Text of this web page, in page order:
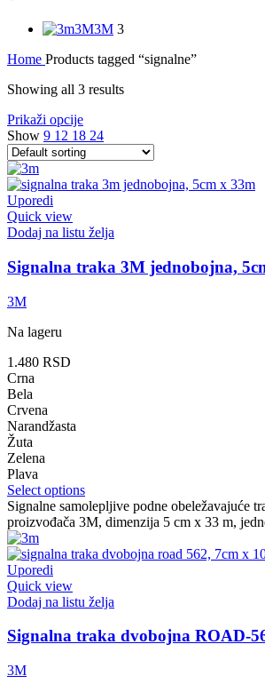
3M3M 3
Home Products tagged “signalne”
Showing all 3 results
Prikaži opcije
Show 9 12 18 24
Uporedi
Quick view
Dodaj na listu želja
Signalna traka 3M jednobojna,
3M
Na lageru
1.480 RSD
Crna
Bela
Crvena
Narandžasta
Žuta
Zelena
Plava
Select options
Signalne samolepljive podne obeležavajuće
proizvođača 3M, dimenzija 5 cm x 33 m,
Uporedi
Quick view
Dodaj na listu želja
Signalna traka dvobojna ROAD-
3M